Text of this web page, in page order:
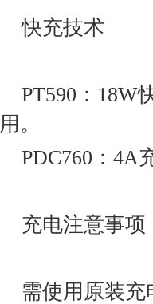
快充技术‌
PT590‌：18W
用‌。
PDC760‌：4A
充电注意事项‌
需使用原装